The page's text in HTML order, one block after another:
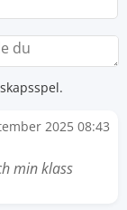
2025 08:43
min klass